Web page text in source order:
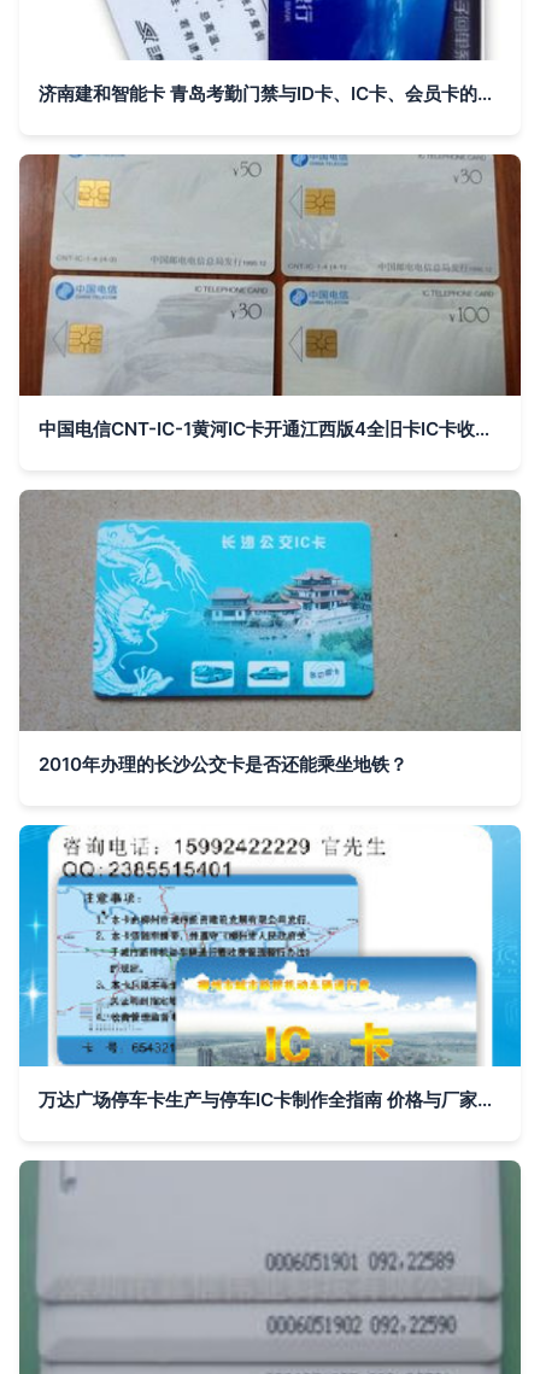
济南建和智能卡 青岛考勤门禁与ID卡、IC卡、会员卡的专业厂家
中国电信CNT-IC-1黄河IC卡开通江西版4全旧卡IC卡收藏价值分析
2010年办理的长沙公交卡是否还能乘坐地铁？
万达广场停车卡生产与停车IC卡制作全指南 价格与厂家选择深度解析